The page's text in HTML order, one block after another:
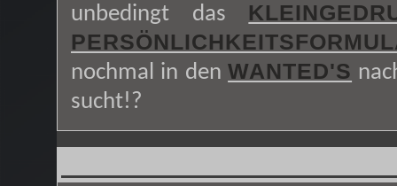
unbedingt das
nochmal in denWANTED'S
sucht!?